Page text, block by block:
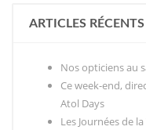
ARTICLES RÉCENTS
Nos opticiens au
Ce week-end,
Atol Days
Les Journées de